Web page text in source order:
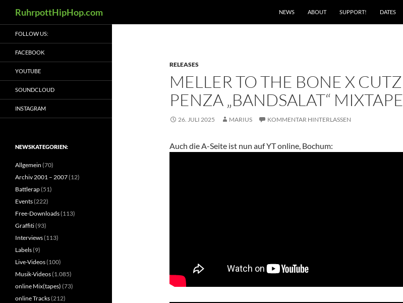
Inhalt
springen
RuhrpottHipHop.com NEWS ABOUT SUPPORT! DATES
RELEASES
MELLER TO THE BONE X CUTZ
PENZA „BANDSALAT“ MIXTAPE
26. JULI 2025 MARIUS KOMMENTAR HINTERLASSEN
Auch die A-Seite ist nun auf YT online, Bochum:
FOLLOW US:
FACEBOOK
YOUTUBE
SOUNDCLOUD
INSTAGRAM
NEWSKATEGORIEN:
Allgemein (70)
Archiv 2001 – 2007(12)
Battlerap(51)
Events(222)
Free-Downloads(113)
Graffiti(93)
Interviews(113)
Labels(9)
Live-Videos(100)
Musik-Videos(1.085)
online Mix(tapes) (73)
online Tracks(212)